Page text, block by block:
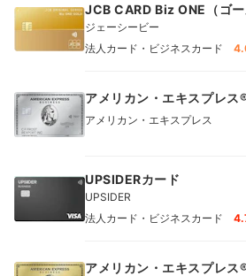
JCB CARD Biz ONE（ゴー
ジェーシービー
法人カード・ビジネスカード
アメリカン・エキスプレス
チナ・カード
アメリカン・エキスプレス
UPSIDERカード
UPSIDER
法人カード・ビジネスカード
アメリカン・エキスプレス